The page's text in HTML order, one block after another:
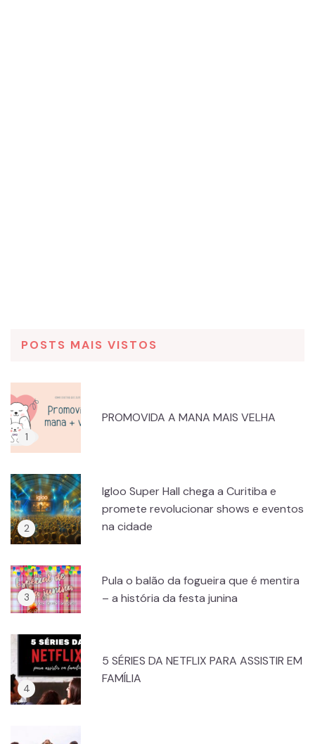
POSTS MAIS VISTOS
PROMOVIDA A MANA MAIS VELHA
Igloo Super Hall chega a Curitiba e
promete revolucionar shows e eventos
na cidade
Pula o balão da fogueira que é mentira
– a história da festa junina
5 SÉRIES DA NETFLIX PARA ASSISTIR EM
FAMÍLIA